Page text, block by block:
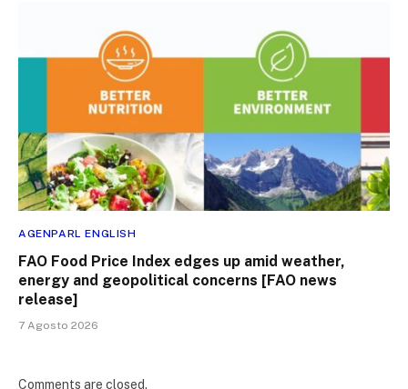
AGENPARL ENGLISH
FAO Food Price Index edges up amid weather,
energy and geopolitical concerns [FAO news
release]
7 Agosto 2026
Comments are closed.